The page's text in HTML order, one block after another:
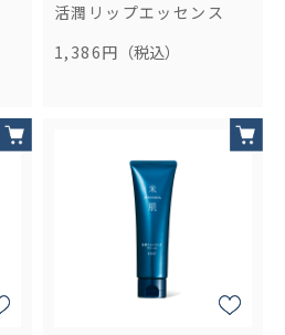
活潤リップエッセンス
1,386円 （税込）